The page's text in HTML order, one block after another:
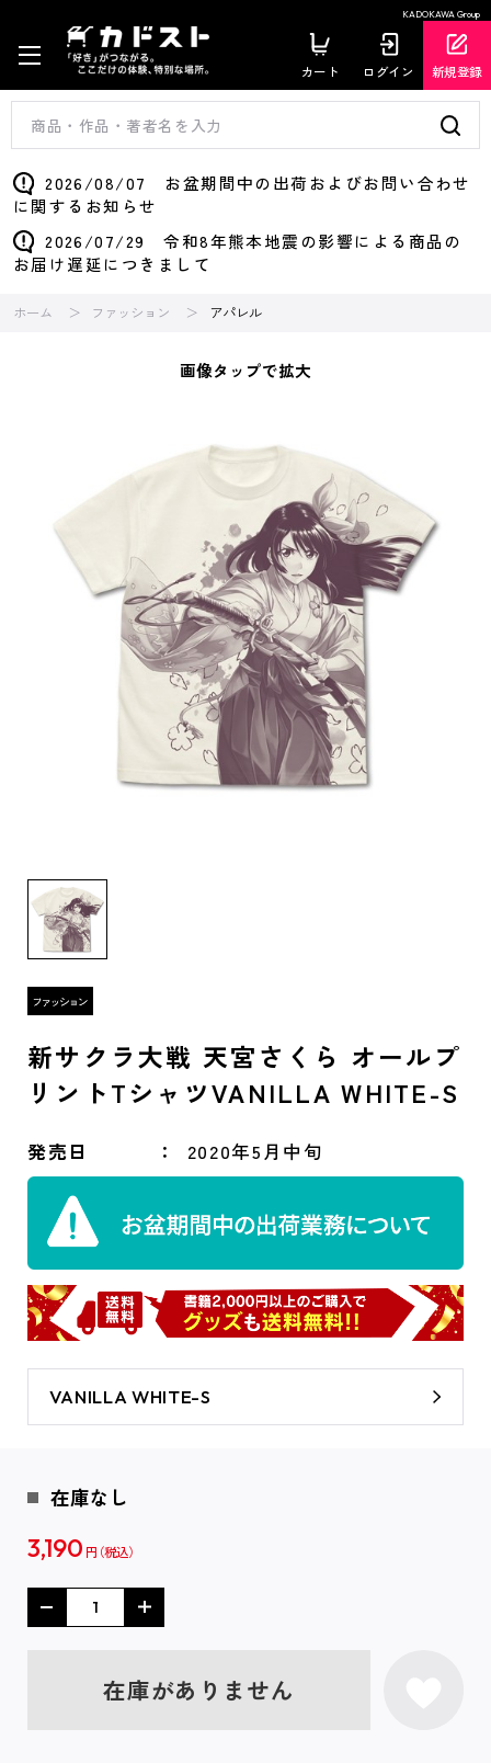
KADOKAWA Group
カート ログイン 新規登録
2026/08/07 お盆期間中の出荷およびお問い合わせ
に関するお知らせ
2026/07/29 令和8年熊本地震の影響による商品の
お届け遅延につきまして
ホーム ファッション アパレル
画像タップで拡大
新サクラ大戦 天宮さくら オールプ
リントTシャツVANILLA WHITE-S
発売日 2020年5月中旬
VANILLA WHITE-S
在庫なし
3,190 円
在庫がありません